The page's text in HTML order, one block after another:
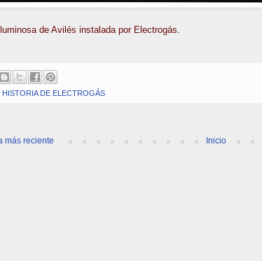
de Avilés instalada por Electrogás.
HISTORIA DE ELECTROGÁS
más reciente Inicio